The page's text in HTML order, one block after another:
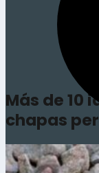
Más de 10
chapas